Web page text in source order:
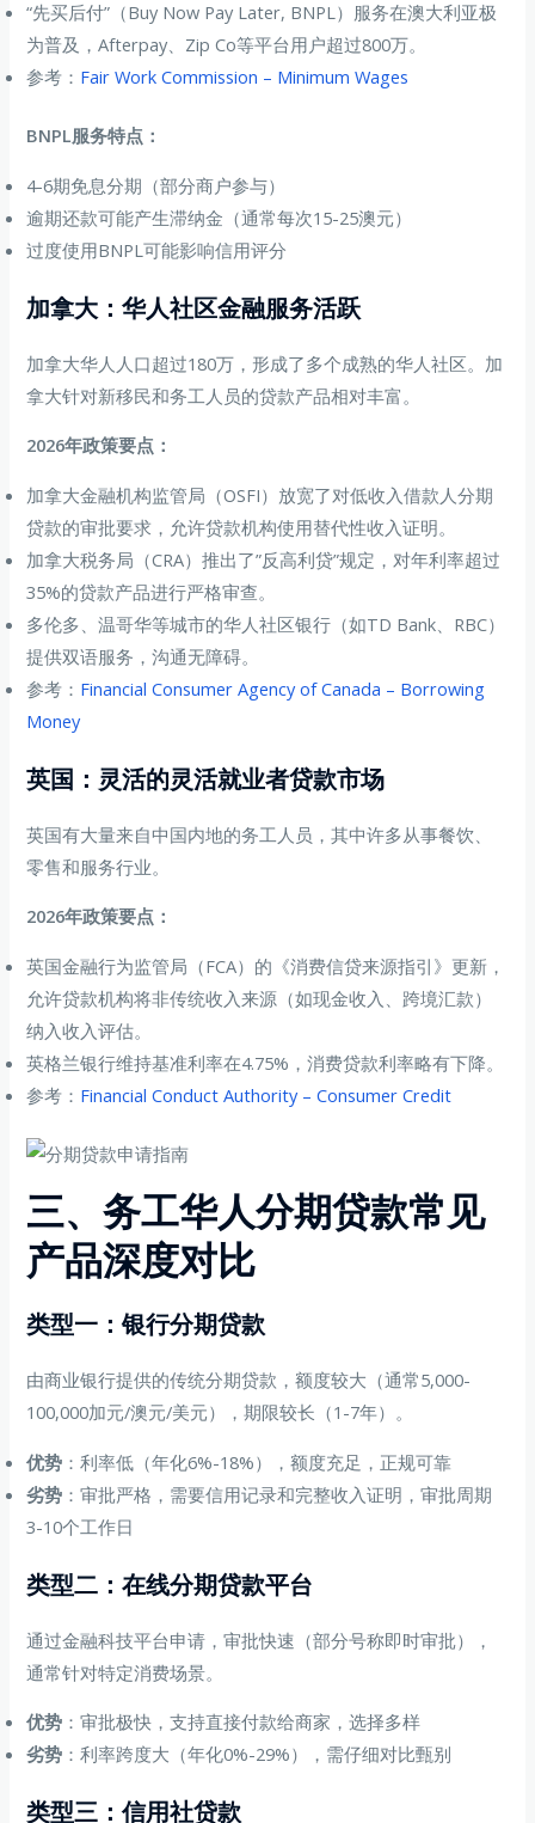
“先买后付”（Buy Now Pay Later, BNPL）服务在澳大利亚极
为普及，Afterpay、Zip Co等平台用户超过800万。
参考： Fair Work Commission – Minimum Wages
BNPL服务特点：
4-6期免息分期（部分商户参与）
逾期还款可能产生滞纳金（通常每次15-25澳元）
过度使用BNPL可能影响信用评分
加拿大：华人社区金融服务活跃
加拿大华人人口超过180万，形成了多个成熟的华人社区。加
拿大针对新移民和务工人员的贷款产品相对丰富。
2026年政策要点：
加拿大金融机构监管局（OSFI）放宽了对低收入借款人分期
贷款的审批要求，允许贷款机构使用替代性收入证明。
加拿大税务局（CRA）推出了”反高利贷”规定，对年利率超过
35%的贷款产品进行严格审查。
多伦多、温哥华等城市的华人社区银行（如TD Bank、RBC）
提供双语服务，沟通无障碍。
参考： Financial Consumer Agency of Canada – Borrowing
Money
英国：灵活的灵活就业者贷款市场
英国有大量来自中国内地的务工人员，其中许多从事餐饮、
零售和服务行业。
2026年政策要点：
英国金融行为监管局（FCA）的《消费信贷来源指引》更新，
允许贷款机构将非传统收入来源（如现金收入、跨境汇款）
纳入收入评估。
英格兰银行维持基准利率在4.75%，消费贷款利率略有下降。
参考： Financial Conduct Authority – Consumer Credit
三、务工华人分期贷款常见
产品深度对比
类型一：银行分期贷款
由商业银行提供的传统分期贷款，额度较大（通常5,000-
100,000加元/澳元/美元），期限较长（1-7年）。
优势 ：利率低（年化6%-18%），额度充足，正规可靠
劣势 ：审批严格，需要信用记录和完整收入证明，审批周期
3-10个工作日
类型二：在线分期贷款平台
通过金融科技平台申请，审批快速（部分号称即时审批），
通常针对特定消费场景。
优势 ：审批极快，支持直接付款给商家，选择多样
劣势 ：利率跨度大（年化0%-29%），需仔细对比甄别
类型三：信用社贷款